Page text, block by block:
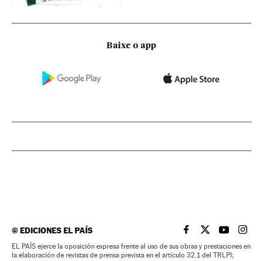
Baixe o app
©EDICIONES EL PAÍS EL PAÍS BRASIL EN
EL PAÍSEL PAÍS
EL
EL PAÍS ejerce la oposición expresa frente al uso de sus obras y prestaciones en
la elaboración de revistas de prensa prevista en el artículo 32.1 del TRLPI;